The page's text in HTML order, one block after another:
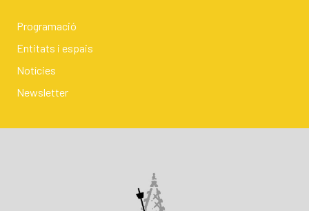
Programació
Entitats i espais
Notícies
Newsletter